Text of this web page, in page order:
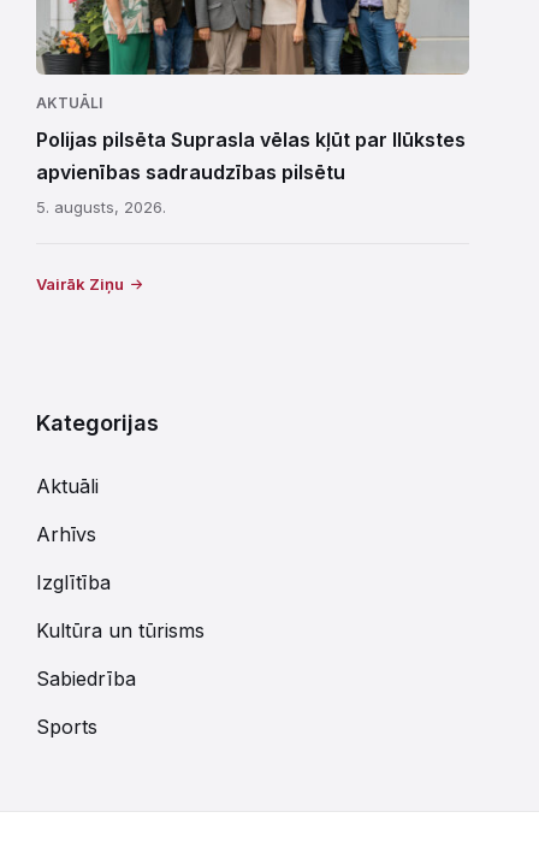
AKTUĀLI
Polijas pilsēta Suprasla vēlas kļūt par Ilūkstes
apvienības sadraudzības pilsētu
5. augusts, 2026.
Vairāk Ziņu
Kategorijas
Aktuāli
Arhīvs
Izglītība
Kultūra un tūrisms
Sabiedrība
Sports